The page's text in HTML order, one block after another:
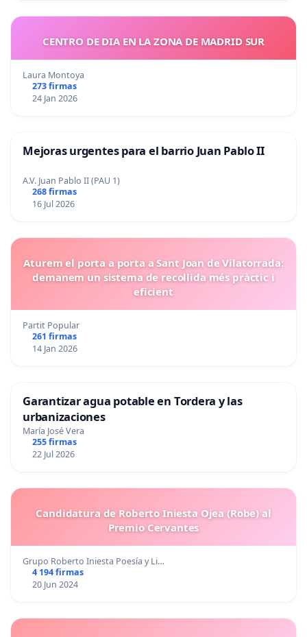
CENTRO DE DIA EN LA ZONA DE MADRID SUR
Laura Montoya
273 firmas
24 Jan 2026
Mejoras urgentes para el barrio Juan Pablo II
A.V. Juan Pablo II (PAU 1)
268 firmas
16 Jul 2026
Aturem el porta a porta a Sant Joan de Vilatorrada:
demanem un sistema de recollida més pràctic i
eficient
Partit Popular
261 firmas
14 Jan 2026
Garantizar agua potable en Tordera y las
urbanizaciones
María José Vera
255 firmas
22 Jul 2026
Candidatura de Roberto Iniesta Ojea (Robe) al
Premio Cervantes
Grupo Roberto Iniesta Poesía y Li…
4 194 firmas
20 Jun 2024